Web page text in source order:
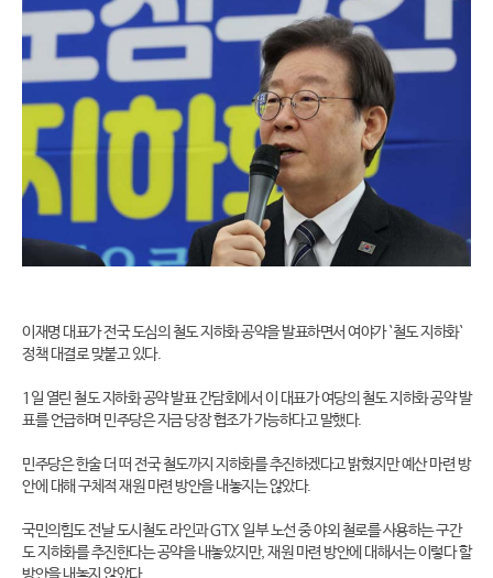
이재명 대표가 전국 도심의 철도 지하화 공약을 발표하면서 여야가 `철도 지하화`
정책 대결로 맞붙고 있다.
1일 열린 철도 지하화 공약 발표 간담회에서 이 대표가 여당의 철도 지하화 공약 발
표를 언급하며 민주당은 지금 당장 협조가 가능하다고 말했다.
민주당은 한술 더 떠 전국 철도까지 지하화를 추진하겠다고 밝혔지만 예산 마련 방
안에 대해 구체적 재원 마련 방안을 내놓지는 않았다.
국민의힘도 전날 도시철도 라인과 GTX 일부 노선 중 야외 철로를 사용하는 구간
도 지하화를 추진한다는 공약을 내놓았지만, 재원 마련 방안에 대해서는 이렇다 할